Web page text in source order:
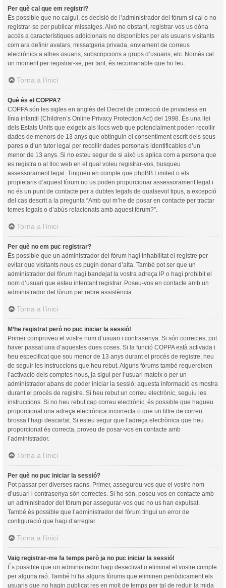
Per què cal que em registri?
És possible que no calgui, és decisió de l’administrador del fòrum si cal o no
registrar-se per publicar missatges. Això no obstant, registrar-vos us dóna
accés a característiques addicionals no disponibles per als usuaris visitants
com ara definir avatars, missatgeria privada, enviament de correus
electrònics a altres usuaris, subscripcions a grups d’usuaris, etc. Només cal
un moment per registrar-se, per tant, és recomanable que ho feu.
Torna a l’inici
Què és el COPPA?
COPPA són les sigles en anglès del Decret de protecció de privadesa en
línia infantil (Children’s Online Privacy Protection Act) del 1998. És una llei
dels Estats Units que exigeix als llocs web que potencialment poden recollir
dades de menors de 13 anys que obtinguin el consentiment escrit dels seus
pares o d’un tutor legal per recollir dades personals identificables d’un
menor de 13 anys. Si no esteu segur de si això us aplica com a persona que
es registra o al lloc web en el qual voleu registrar-vos, busqueu
assessorament legal. Tingueu en compte que phpBB Limited o els
propietaris d’aquest fòrum no us poden proporcionar assessorament legal i
no és un punt de contacte per a dubtes legals de qualsevol tipus, a excepció
del cas descrit a la pregunta “Amb qui m’he de posar en contacte per tractar
temes legals o d’abús relacionats amb aquest fòrum?”.
Torna a l’inici
Per què no em puc registrar?
És possible que un administrador del fòrum hagi inhabilitat el registre per
evitar que visitants nous es pugin donar d’alta. També pot ser que un
administrador del fòrum hagi bandejat la vostra adreça IP o hagi prohibit el
nom d’usuari que esteu intentant registrar. Poseu-vos en contacte amb un
administrador del fòrum per rebre assistència.
Torna a l’inici
M’he registrat però no puc iniciar la sessió!
Primer comproveu el vostre nom d’usuari i contrasenya. Si són correctes, pot
haver passat una d’aquestes dues coses. Si la funció COPPA està activada i
heu especificat que sou menor de 13 anys durant el procés de registre, heu
de seguir les instruccions que heu rebut. Alguns fòrums també requereixen
l’activació dels comptes nous, ja sigui per l’usuari mateix o per un
administrador abans de poder iniciar la sessió; aquesta informació es mostra
durant el procés de registre. Si heu rebut un correu electrònic, seguiu les
instruccions. Si no heu rebut cap correu electrònic, és possible que hagueu
proporcionat una adreça electrònica incorrecta o que un filtre de correu
brossa l’hagi descartat. Si esteu segur que l’adreça electrònica que heu
proporcionat és correcta, proveu de posar-vos en contacte amb
l’administrador.
Torna a l’inici
Per què no puc iniciar la sessió?
Pot passar per diverses raons. Primer, assegureu-vos que el vostre nom
d’usuari i contrasenya són correctes. Si ho són, poseu-vos en contacte amb
un administrador del fòrum per assegurar-vos que no us han expulsat.
També és possible que l’administrador del fòrum tingui un error de
configuració que hagi d’arreglar.
Torna a l’inici
Vaig registrar-me fa temps però ja no puc iniciar la sessió!
És possible que un administrador hagi desactivat o eliminat el vostre compte
per alguna raó. També hi ha alguns fòrums que eliminen periòdicament els
usuaris que no hagin publicat res en molt de temps per tal de reduir la mida